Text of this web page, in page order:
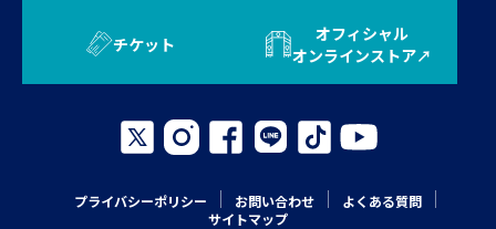
チケット
オフィシャル
オンラインストア
プライバシーポリシー お問い合わせ
よくある質問
サイトマップ